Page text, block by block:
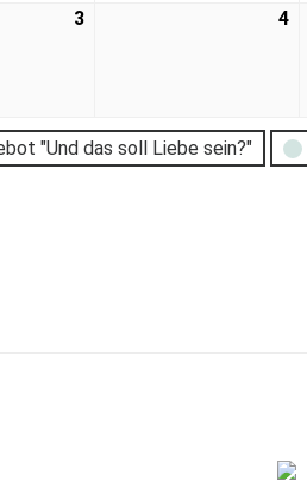
3 4
"Und das soll Liebe sein?"